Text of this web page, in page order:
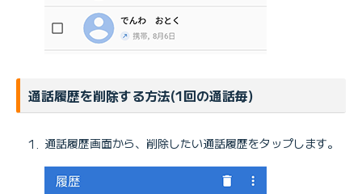
通話履歴を削除する方法(1回の通話毎)
通話履歴画面から、削除したい通話履歴をタップします。